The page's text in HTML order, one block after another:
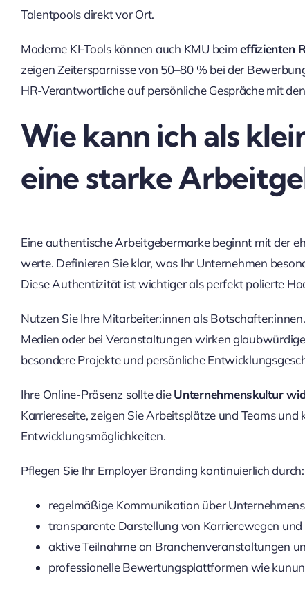
Talentpools direkt vor Ort.
Moderne KI-Tools können auch KMU beimeffizienten
zeigen Zeitersparnisse von 50–80 % bei der
HR-Verantwortliche auf persönliche Gespräche mit
Wie kann ich als
eine starke
Eine authentische Arbeitgebermarke beginnt mit der
werte. Definieren Sie klar, was Ihr Unternehmen
Diese Authentizität ist wichtiger als perfekt polierte
Nutzen Sie Ihre Mitarbeiter:innen als
Medien oder bei Veranstaltungen wirken
besondere Projekte und persönliche
Ihre Online-Präsenz sollte dieUnternehmenskultur
Karriereseite, zeigen Sie Arbeitsplätze und Teams
Entwicklungsmöglichkeiten.
Pflegen Sie Ihr Employer Branding kontinuierlich durch:
regelmäßige Kommunikation über
transparente Darstellung von Karrierewegen
aktive Teilnahme an Branchenveranstaltungen
professionelle Bewertungsplattformen wie